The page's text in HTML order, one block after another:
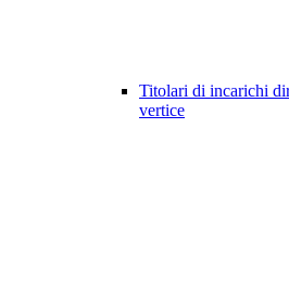
Titolari di incarichi
vertice